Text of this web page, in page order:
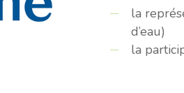
la
d’eau)
la